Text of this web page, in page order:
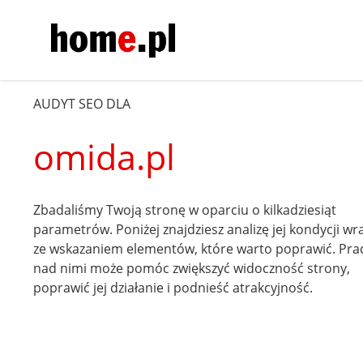
AUDYT SEO DLA
omida.pl
Zbadaliśmy Twoją stronę w oparciu o kilkadziesiąt
parametrów. Poniżej znajdziesz analizę jej kondycji
ze wskazaniem elementów, które warto poprawić.
nad nimi może pomóc zwiększyć widoczność strony,
poprawić jej działanie i podnieść atrakcyjność.